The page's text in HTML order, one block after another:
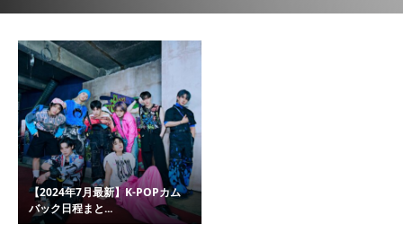
【2024年7月最新】K-POPカム
バック日程まと...